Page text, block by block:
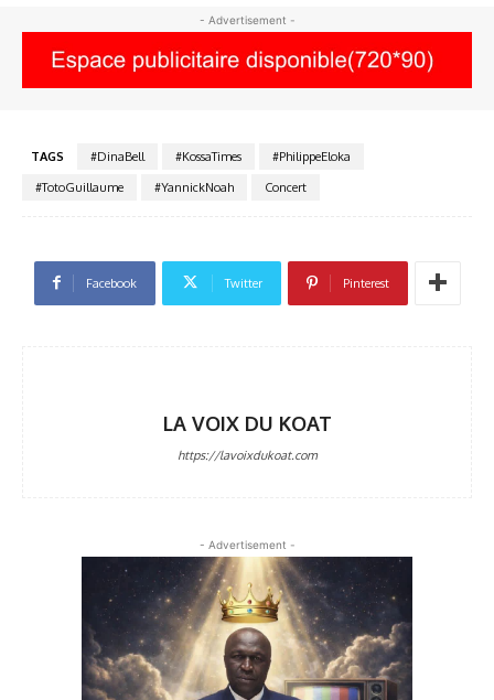
- Advertisement -
TAGS #DinaBell #KossaTimes
#PhilippeEloka
#TotoGuillaume
#YannickNoah Concert
Facebook Twitter Pinterest
LA VOIX DU KOAT
https://lavoixdukoat.com
- Advertisement -